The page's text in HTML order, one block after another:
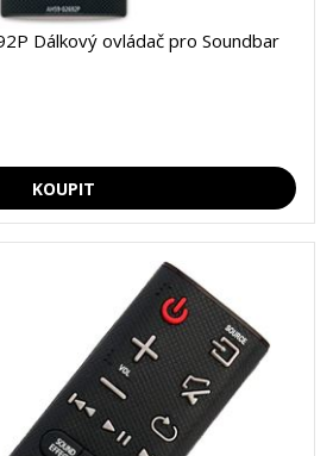
Dálkový ovládač pro Soundbar